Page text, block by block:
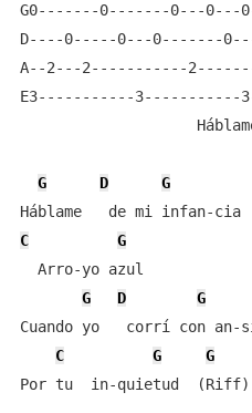
G0-------0-------0---
D----0-----0---0-------
A--2---2-----------
E3-----------3-----------
G D
G
Háblame   de mi infan-cia
C
G
  Arro-yo azul
G
D
G
Cuando yo   corrí con an-
C
G
G
Por tu  in-quietud  (Riff)